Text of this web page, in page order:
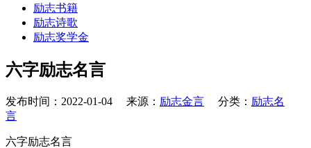
励志书籍
励志诗歌
励志奖学金
六字励志名言
发布时间：2022-01-04 来源： 励志金言 分类： 励志名
言
六字励志名言